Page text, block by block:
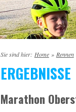
Sie sind hier: Home » Rennen
ERGEBNISSE
Marathon